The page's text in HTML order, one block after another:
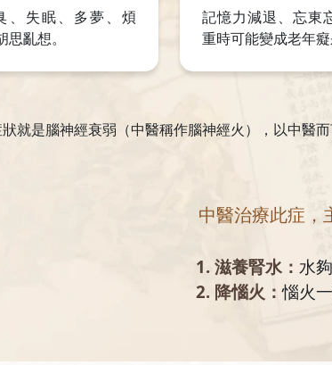
、失眠、多夢、煩
亂想。
記憶力減退、忘東
重時可能變成老年癡
就是腦神經衰弱（中醫稱作腦神經火），以中醫
中醫治療此症，
1. 滋養腎水： 水
2. 降惱火：惱火